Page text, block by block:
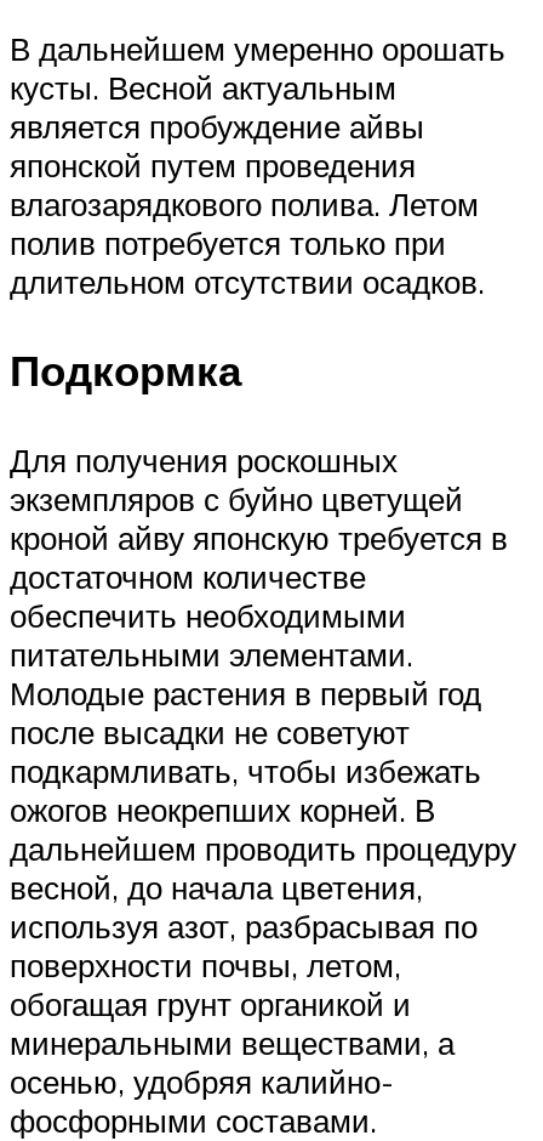
В дальнейшем умеренно орошать
кусты. Весной актуальным
является пробуждение айвы
японской путем проведения
влагозарядкового полива. Летом
полив потребуется только при
длительном отсутствии осадков.
Подкормка
Для получения роскошных
экземпляров с буйно цветущей
кроной айву японскую требуется в
достаточном количестве
обеспечить необходимыми
питательными элементами.
Молодые растения в первый год
после высадки не советуют
подкармливать, чтобы избежать
ожогов неокрепших корней. В
дальнейшем проводить процедуру
весной, до начала цветения,
используя азот, разбрасывая по
поверхности почвы, летом,
обогащая грунт органикой и
минеральными веществами, а
осенью, удобряя калийно-
фосфорными составами.